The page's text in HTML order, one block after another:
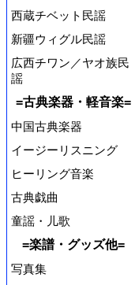
西蔵チベット民謡
新疆ウィグル民謡
広西チワン／ヤオ族民
謡
=古典楽器・軽音楽=
中国古典楽器
イージーリスニング
ヒーリング音楽
古典戯曲
童謡・儿歌
=楽譜・グッズ他=
写真集